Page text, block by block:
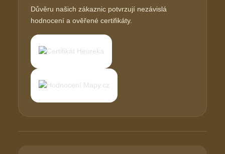
Důvěru našich zákaznic potvrzují nezávislá
hodnocení a ověřené certifikáty.